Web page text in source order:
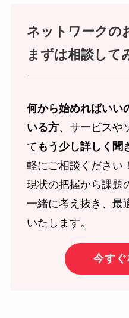
ネットワークの
まずは相談して
何から始めればいい
いる方、サービスや
て もう少し詳しく聞
軽にご相談ください！
現状の把握から課題
一緒に考え抜き、最
いたします。
今す